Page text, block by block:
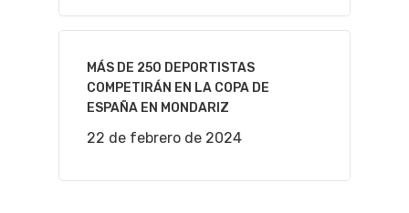
MÁS DE 250 DEPORTISTAS
COMPETIRÁN EN LA COPA DE
ESPAÑA EN MONDARIZ
22 de febrero de 2024